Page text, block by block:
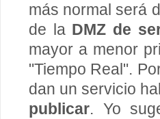
más normal será
de la DMZ de
mayor a menor
"Tiempo Real".
dan un servicio
publicar. Yo